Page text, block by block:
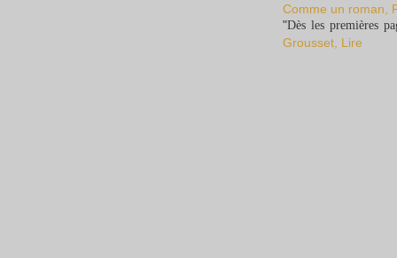
Comme un roman,
"Dès les premières
Grousset, Lire